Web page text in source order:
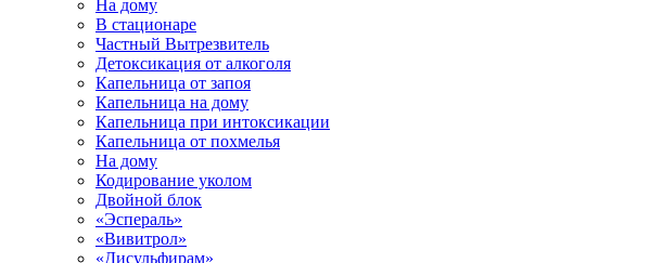
На дому
В стационаре
Частный Вытрезвитель
Детоксикация от алкоголя
Капельница от запоя
Капельница на дому
Капельница при интоксикации
Капельница от похмелья
На дому
Кодирование уколом
Двойной блок
«Эспераль»
«Вивитрол»
«Дисульфирам»